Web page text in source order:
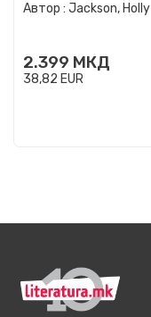
Автор : Jackson, Holly
2.399 МКД
38,82 EUR